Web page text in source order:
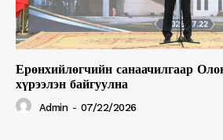
Ерөнхийлөгчийн санаачилгаар
хүрээлэн байгуулна
Admin - 07/22/2026